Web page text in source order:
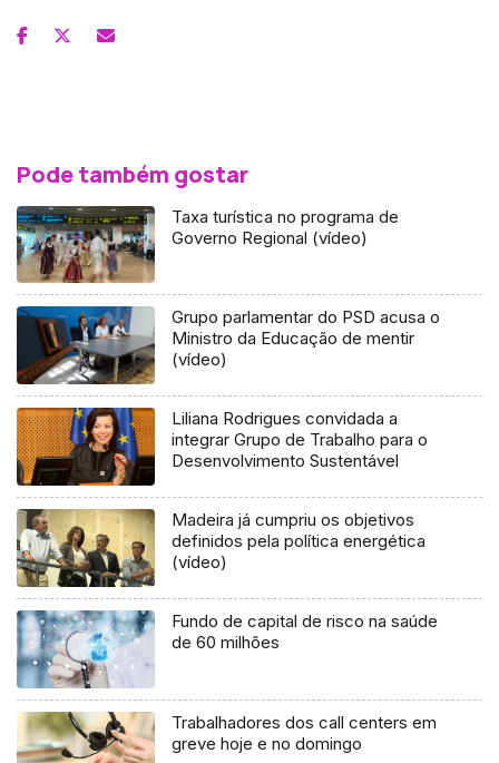
Pode também gostar
Taxa turística no programa de
Governo Regional (vídeo)
Grupo parlamentar do PSD acusa o
Ministro da Educação de mentir
(vídeo)
Liliana Rodrigues convidada a
integrar Grupo de Trabalho para o
Desenvolvimento Sustentável
Madeira já cumpriu os objetivos
definidos pela política energética
(vídeo)
Fundo de capital de risco na saúde
de 60 milhões
Trabalhadores dos call centers em
greve hoje e no domingo